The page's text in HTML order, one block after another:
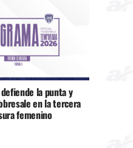
la punta y
en la tercera
femenino